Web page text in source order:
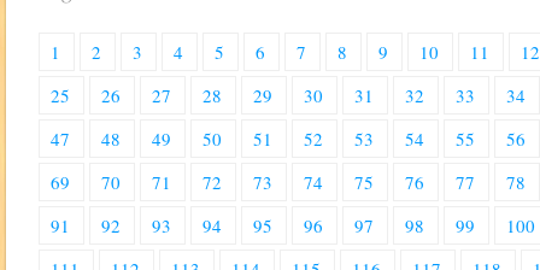
1 2 3 4 5 6 7 8 9 10 11
12
25
26 27 28 29 30 31 32 33
34
47
48 49 50 51 52 53 54 55
56
69
70 71 72 73 74 75 76 77
78
91
92 93 94 95 96 97 98 99
100